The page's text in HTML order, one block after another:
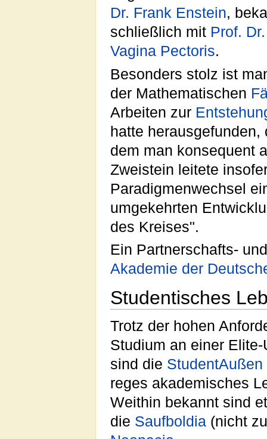
Dr. Frank Enstein,
schließlich mit Prof.
Vagina Pectoris.
Besonders stolz ist
der Mathematischen
Arbeiten zur
hatte
dem man konsequent
Zweistein leitete
Paradigmenwechsel
umgekehrten
des Kreises".
Ein Partnerschafts-
Akademie der
Studentisches
Trotz der hohen
Studium an einer
sind die StudentAußen
reges akademisches
Weithin bekannt sind
die Saufboldia (nicht